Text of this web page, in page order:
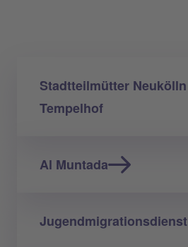
Stadtteilmütter
Tempelhof
Al Muntada